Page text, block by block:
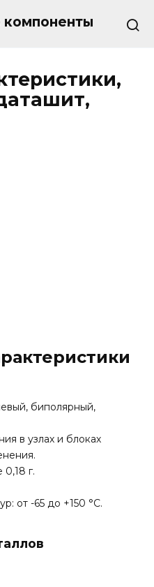
биполярный,
в узлах и блоках
г.
от -65 до +150 °C.